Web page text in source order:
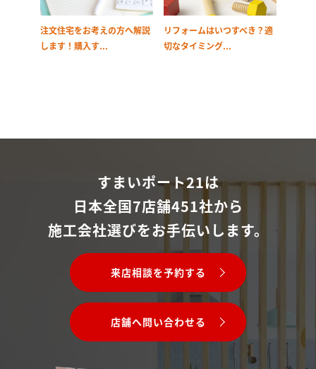
注文住宅をお考えの方へ解説
します！購入す...
リフォームはいつすべき？適
切なタイミング...
すまいポート21は
日本全国7店舗451社から
施工会社選びをお手伝いします。
来店相談を予約する
店舗へ問い合わせる